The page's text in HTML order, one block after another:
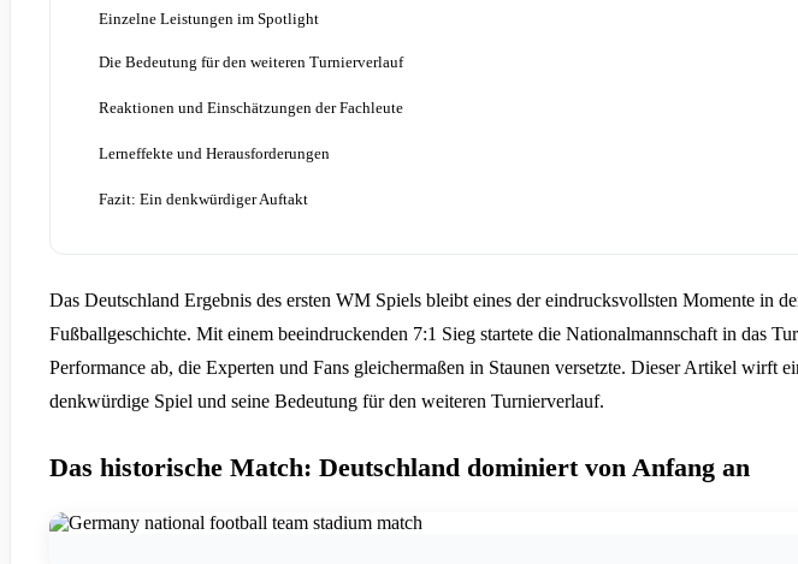
Einzelne Leistungen im Spotlight
Die Bedeutung für den weiteren Turnierverlauf
Reaktionen und Einschätzungen der Fachleute
Lerneffekte und Herausforderungen
Fazit: Ein denkwürdiger Auftakt
Das Deutschland Ergebnis des ersten WM Spiels bleibt eines der eindrucksvollsten Momente in
Fußballgeschichte. Mit einem beeindruckenden 7:1 Sieg startete die Nationalmannschaft in das
Performance ab, die Experten und Fans gleichermaßen in Staunen versetzte. Dieser Artikel wirft
denkwürdige Spiel und seine Bedeutung für den weiteren Turnierverlauf.
Das historische Match: Deutschland dominiert von Anfang an